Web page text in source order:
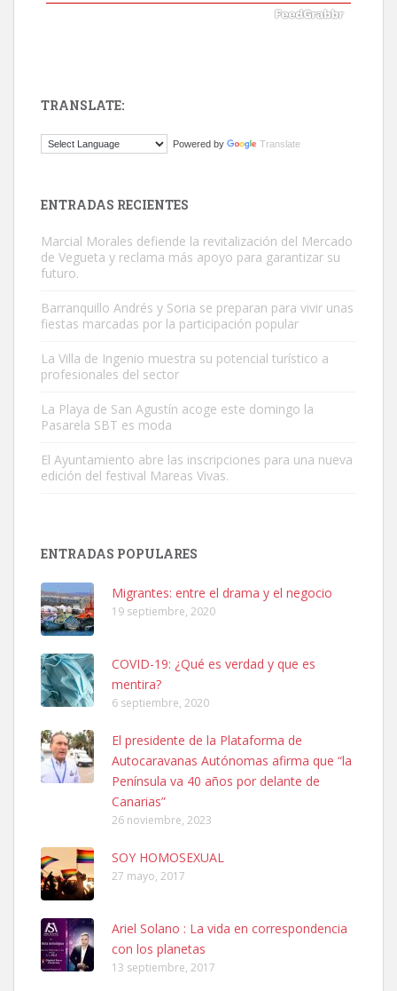
El ayuntamiento se va a llevar a Los Gatos callejeros de la zona los
Gato manso encontrado
Este gato macho ha aparecido en la calle hace menos de un mes,
es muy manso y extremadamente cari...
Busco adopción responsable para mi perra. Pastor alemán,
Leales.org » Gran Canaria | 6.7.2025
SHIBA PERDIDO AVDA JOSE MESA Y LOPEZ
PERRO MACHO RAZA SHIBA CON MICROCHIP PERDIDO HOY
06/07/2025 ZONA MESA Y LOPEZ. ES MUY ASUSTADIZO
Leales.org » Gran Canaria
Ninfa perdida
El día 5 se los perdió una ninfa papillera, asustada tiene miedo a la
TRANSLATE:
Powered by Translate
ENTRADAS RECIENTES
Marcial Morales defiende la revitalización del Mercado
de Vegueta y reclama más apoyo para garantizar su
futuro.
Barranquillo Andrés y Soria se preparan para vivir unas
fiestas marcadas por la participación popular
La Villa de Ingenio muestra su potencial turístico a
profesionales del sector
La Playa de San Agustín acoge este domingo la
Pasarela SBT es moda
El Ayuntamiento abre las inscripciones para una nueva
edición del festival Mareas Vivas.
ENTRADAS POPULARES
Migrantes: entre el drama y el negocio
19 septiembre, 2020
COVID-19: ¿Qué es verdad y que es
mentira?
6 septiembre, 2020
El presidente de la Plataforma de
Autocaravanas Autónomas afirma que “la
Península va 40 años por delante de
Canarias”
26 noviembre, 2023
SOY HOMOSEXUAL
27 mayo, 2017
Ariel Solano : La vida en correspondencia
con los planetas
13 septiembre, 2017